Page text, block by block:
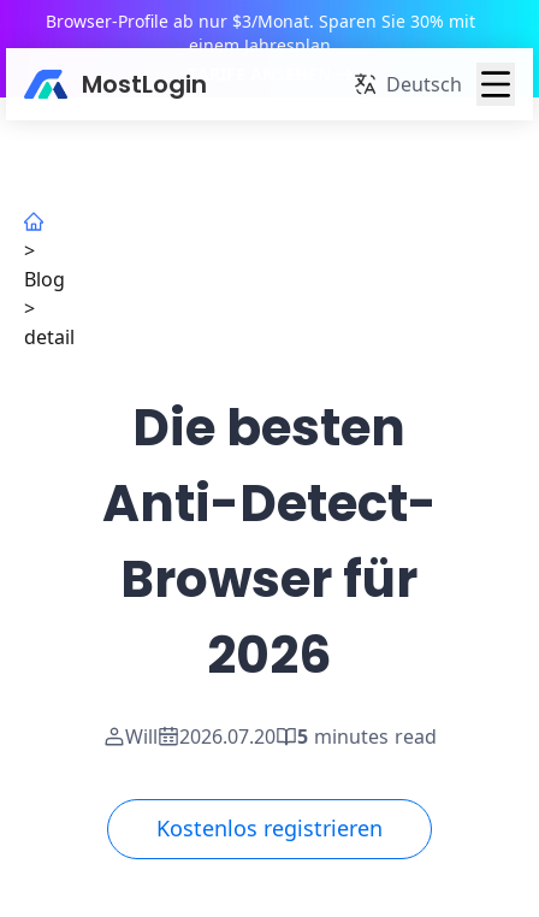
Browser-Profile ab nur $3/Monat. Sparen Sie 30% mit
einem Jahresplan
TARIFE ANSEHEN
MostLogin Deutsch
>
Blog
>
detail
Die besten
Anti-Detect-
Browser für
2026
Will 2026.07.20 5 minutes read
Kostenlos registrieren